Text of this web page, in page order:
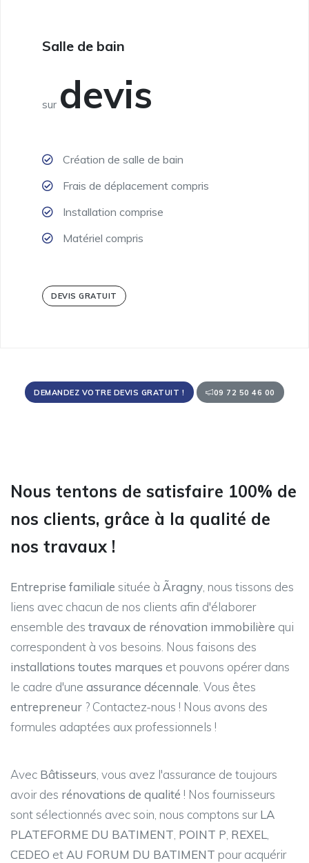
Salle de bain
sur devis
Création de salle de bain
Frais de déplacement compris
Installation comprise
Matériel compris
DEVIS GRATUIT
DEMANDEZ VOTRE DEVIS GRATUIT ! 09 72 50 46 00
Nous tentons de satisfaire 100% de
nos clients, grâce à la qualité de
nos travaux !
Entreprise familiale située à Ãragny, nous tissons des
liens avec chacun de nos clients afin d'élaborer
ensemble des travaux de rénovation immobilière qui
correspondent à vos besoins. Nous faisons des
installations toutes marques et pouvons opérer dans
le cadre d'une assurance décennale. Vous êtes
entrepreneur ? Contactez-nous ! Nous avons des
formules adaptées aux professionnels !
Avec Bâtisseurs, vous avez l'assurance de toujours
avoir des rénovations de qualité ! Nos fournisseurs
sont sélectionnés avec soin, nous comptons surLA
PLATEFORME DU BATIMENT, POINT P, REXEL,
CEDEO etAU FORUM DU BATIMENT pour acquérir